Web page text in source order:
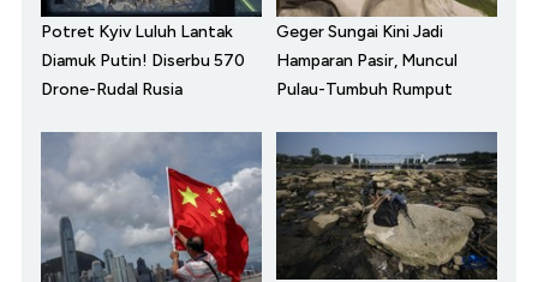
Potret Kyiv Luluh Lantak
Diamuk Putin! Diserbu 570
Drone-Rudal Rusia
Geger Sungai Kini Jadi
Hamparan Pasir, Muncul
Pulau-Tumbuh Rumput